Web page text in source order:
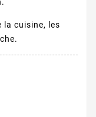
la cuisine, les